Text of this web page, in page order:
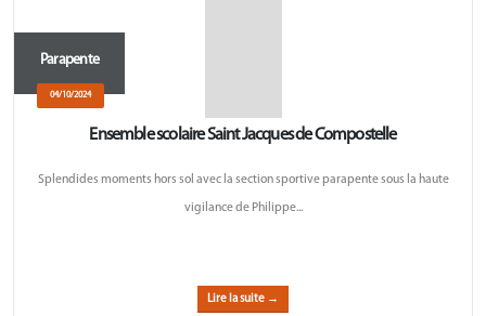
Parapente
04/10/2024
Ensemble scolaire Saint Jacques de Compostelle
Splendides moments hors sol avec la section sportive parapente sous la haute
vigilance de Philippe...
Lire la suite →